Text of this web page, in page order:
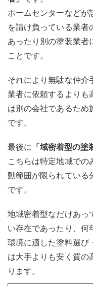
金額
場と
かけ
てい
か
5.2
有資
格者
てい
るか
大げ
が使
われ
てい
ない
か
Web
ホームセンターなどが
を請け負っている業者
あったり別の塗装業者
ことです。
それにより無駄な仲介
業者に依頼するよりも
は別の会社であるため
です。
最後に 「域密着型の塗
こちらは特定地域での
動範囲が限られている
です。
地域密着型なだけあっ
い存在であったり、何
環境に適した塗料選び
は大手よりも安く質の
ります。